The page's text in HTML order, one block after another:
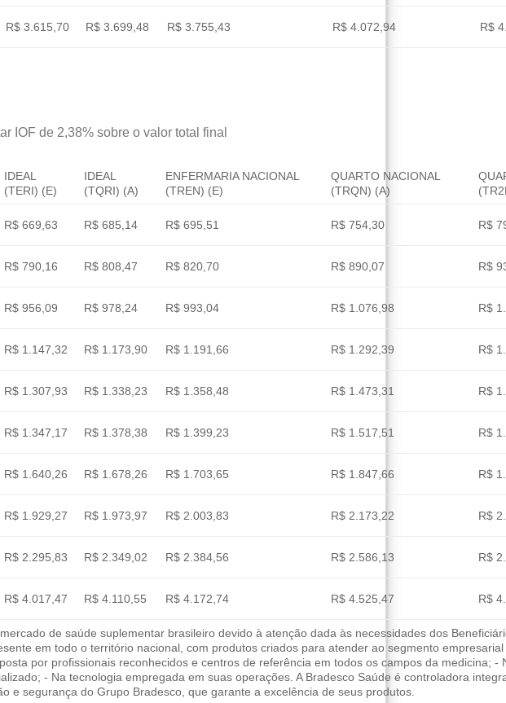
R$ 3.615,70 R$ 3.699,48 R$ 3.755,43 R$ 4.072,94 R$
IOF de 2,38% sobre o valor total final
IDEAL
(TERI) (E)
IDEAL
(TQRI) (A)
ENFERMARIA NACIONAL
(TREN) (E)
QUARTO NACIONAL
(TRQN) (A)
R$ 669,63 R$ 685,14 R$ 695,51 R$ 754,30 R$
R$ 790,16 R$ 808,47 R$ 820,70 R$ 890,07 R$
R$ 956,09 R$ 978,24 R$ 993,04 R$ 1.076,98 R$
R$ 1.147,32 R$ 1.173,90 R$ 1.191,66 R$ 1.292,39 R$
R$ 1.307,93 R$ 1.338,23 R$ 1.358,48 R$ 1.473,31 R$
R$ 1.347,17 R$ 1.378,38 R$ 1.399,23 R$ 1.517,51 R$
R$ 1.640,26 R$ 1.678,26 R$ 1.703,65 R$ 1.847,66 R$
R$ 1.929,27 R$ 1.973,97 R$ 2.003,83 R$ 2.173,22 R$
R$ 2.295,83 R$ 2.349,02 R$ 2.384,56 R$ 2.586,13 R$
R$ 4.017,47 R$ 4.110,55 R$ 4.172,74 R$ 4.525,47 R$
de saúde suplementar brasileiro devido à atenção dada às necessidades dos
em todo o território nacional, com produtos criados para atender ao segmento
por profissionais reconhecidos e centros de referência em todos os campos da medicina;
- Na tecnologia empregada em suas operações. A Bradesco Saúde é controladora
segurança do Grupo Bradesco, que garante a excelência de seus produtos.